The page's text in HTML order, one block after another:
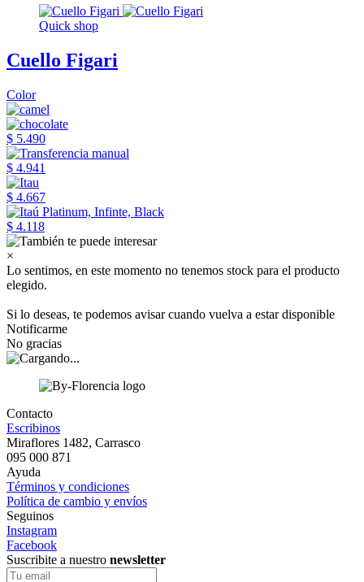
Quick shop
Cuello Figari
Color
$ 5.490
$ 4.941
$ 4.667
$ 4.118
×
Lo sentimos, en este momento no tenemos stock para el producto
elegido.
Si lo deseas, te podemos avisar cuando vuelva a estar disponible
Notificarme
No gracias
Contacto
Escribinos
Miraflores 1482, Carrasco
095 000 871
Ayuda
Términos y condiciones
Política de cambio y envíos
Seguinos
Instagram
Facebook
Suscribite a nuestro newsletter